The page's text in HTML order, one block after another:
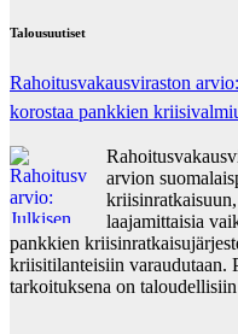
Talousuutiset
Rahoitusvakausviraston
korostaa pankkien
arvion
laajamittaisia
pankkien
kriisitilanteisiin varaudutaan.
tarkoituksena on taloudellisiin